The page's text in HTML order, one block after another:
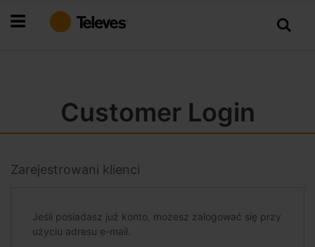
do
Customer Login
Zarejestrowani klienci
Jeśli posiadasz już konto, możesz zalogować się przy
użyciu adresu e-mail.